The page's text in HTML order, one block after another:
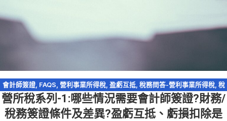
會計師簽證, FAQS 營利事業所得稅, 盈虧互抵, 稅務問答-營利事業所得稅, 稅
務法規
稅務簽證,財務簽證,財會議題,資本額查核簽證
營所稅系列-1:哪些情況需要會計師簽證?財務/
稅務簽證條件及差異?盈虧互抵、虧損扣除是